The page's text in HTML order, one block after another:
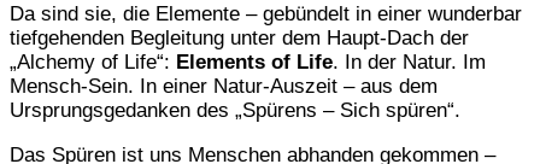
Da sind sie, die Elemente – gebündelt in einer wunderbar
tiefgehenden Begleitung unter dem Haupt-Dach der
„Alchemy of Life“: Elements of Life. In der Natur. Im
Mensch-Sein. In einer Natur-Auszeit – aus dem
Ursprungsgedanken des „Spürens – Sich spüren“.
Das Spüren ist uns Menschen abhanden gekommen –